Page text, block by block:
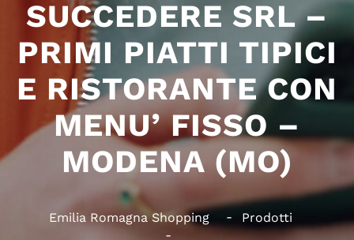
SUCCEDERE SRL –
PRIMI PIATTI TIPICI
E RISTORANTE CON
MENU’ FISSO –
MODENA (MO)
Emilia Romagna Shopping Prodotti